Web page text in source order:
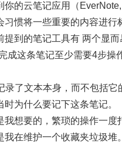
的云笔记应用（
习惯将一些重要的内容进
到的笔记工具有 两个显而
这条笔记至少需要4步操
了文本本身，而不包括它
为什么要记下这条笔记。
想要的，繁琐的操作一
我在维护一个收藏夹垃圾